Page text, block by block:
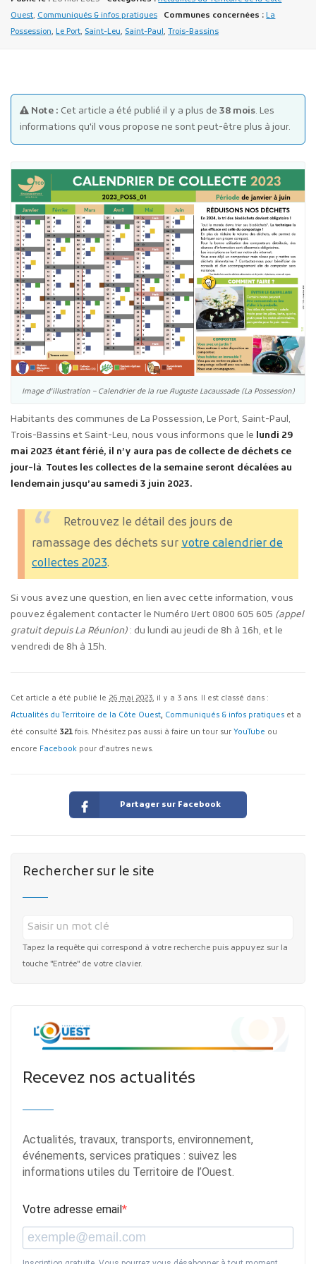
Publicité des actes
Plans d'accès
Ouest, Communiqués & infos pratiques Communes concernées : La
Possession, Le Port, Saint-Leu, Saint-Paul, Trois-Bassins
Note : Cet article a été publié il y a plus de 38 mois. Les
informations qu'il vous propose ne sont peut-être plus à jour.
Image d’illustration – Calendrier de la rue Auguste Lacaussade (La Possession)
Habitants des communes de La Possession, Le Port, Saint-Paul,
Trois-Bassins et Saint-Leu, nous vous informons que le lundi 29
mai 2023 étant férié, il n’y aura pas de collecte de déchets ce
jour-là. Toutes les collectes de la semaine seront décalées au
lendemain jusqu’au samedi 3 juin 2023.
Retrouvez le détail des jours de
ramassage des déchets sur votre calendrier de
collectes 2023.
Si vous avez une question, en lien avec cette information, vous
pouvez également contacter le Numéro Vert 0800 605 605 (appel
gratuit depuis La Réunion) : du lundi au jeudi de 8h à 16h, et le
vendredi de 8h à 15h.
Cet article a été publié le 26 mai 2023, il y a 3 ans. Il est classé dans :
Actualités du Territoire de la Côte Ouest, Communiqués & infos pratiques et a
été consulté 321 fois. N'hésitez pas aussi à faire un tour sur YouTube ou
encore Facebook pour d'autres news.
Partager sur Facebook
Rechercher sur le site
Tapez la requête qui correspond à votre recherche puis appuyez sur la
touche "Entrée" de votre clavier.
Recevez nos actualités
Actualités, travaux, transports, environnement,
événements, services pratiques : suivez les
informations utiles du Territoire de l’Ouest.
Votre adresse email